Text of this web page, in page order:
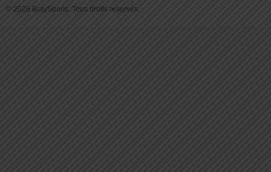
© 2026 BraySports. Tous droits reservés.